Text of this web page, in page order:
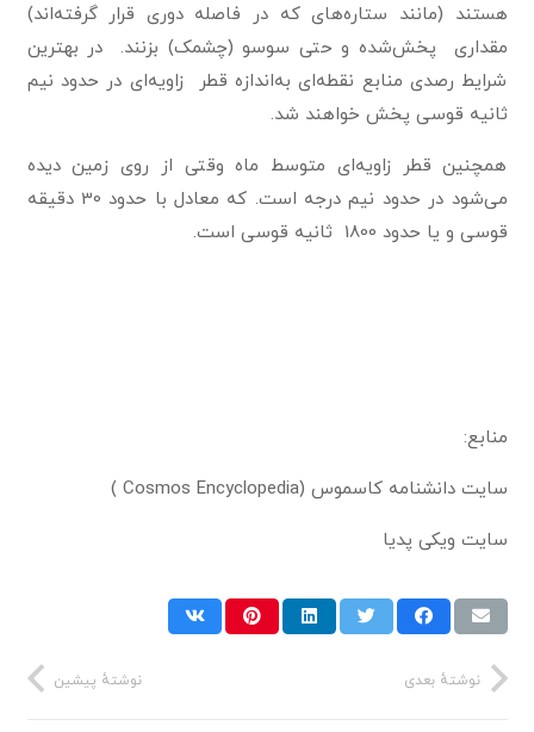
هستند (مانند ستاره‌های که در فاصله دوری قرار گرفته‌اند)
مقداری پخش‌شده و حتی سوسو (چشمک) بزنند. در بهترین
شرایط رصدی منابع نقطه‌ای به‌اندازه قطر زاویه‌ای در حدود نیم
ثانیه قوسی پخش خواهند شد.
همچنین قطر زاویه‌ای متوسط ماه وقتی از روی زمین دیده
می‌شود در حدود نیم درجه است. که معادل با حدود 30 دقیقه
قوسی و یا حدود 1800 ثانیه قوسی است.
منابع:
سایت دانشنامه کاسموس (Cosmos Encyclopedia )
سایت ویکی پدیا
نوشتهٔ پیشین نوشتهٔ بعدی